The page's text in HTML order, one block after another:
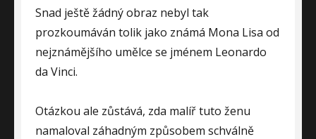
Snad ještě žádný obraz nebyl tak
prozkoumáván tolik jako známá Mona Lisa od
nejznámějšího umělce se jménem Leonardo
da Vinci.
Otázkou ale zůstává, zda malíř tuto ženu
namaloval záhadným způsobem schválně